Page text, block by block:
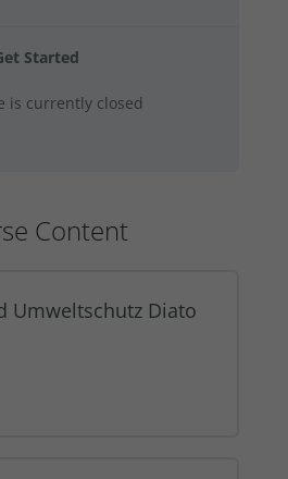
Started
is currently closed
Content
Umweltschutz Diato